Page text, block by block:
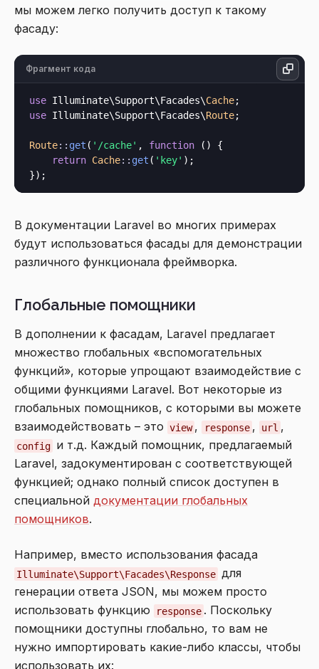
мы можем легко получить доступ к такому
фасаду:
Фрагмент кода
use Illuminate\Support\Facades\Cache
use Illuminate\Support\Facades\Route;
Route:: get ( '/cache' , function () {
return Cache:: get ( 'key' );
В документации Laravel во многих примерах
будут использоваться фасады для демонстрации
различного функционала фреймворка.
Глобальные помощники
В дополнении к фасадам, Laravel предлагает
множество глобальных «вспомогательных
функций», которые упрощают взаимодействие с
общими функциями Laravel. Вот некоторые из
глобальных помощников, с которыми вы можете
взаимодействовать – это view , response , url ,
config и т.д. Каждый помощник, предлагаемый
Laravel, задокументирован с соответствующей
функцией; однако полный список доступен в
специальной документации глобальных
помощников.
Например, вместо использования фасада
Illuminate\Support\Facades\Response для
генерации ответа JSON, мы можем просто
использовать функцию
response . Поскольку
помощники доступны глобально, то вам не
нужно импортировать какие-либо классы, чтобы
использовать их: